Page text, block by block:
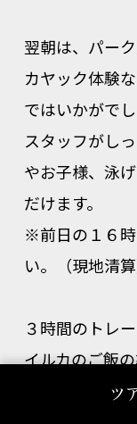
ツ
翌朝は、パー
カヤック体験
ではいかがでし
スタッフがし
やお子様、泳
だけます。
※前日の１６
い。（現地清算
３時間のトレ
イルカのご飯
最後は自分で